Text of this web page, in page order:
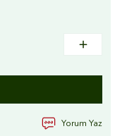
Yorum Yaz